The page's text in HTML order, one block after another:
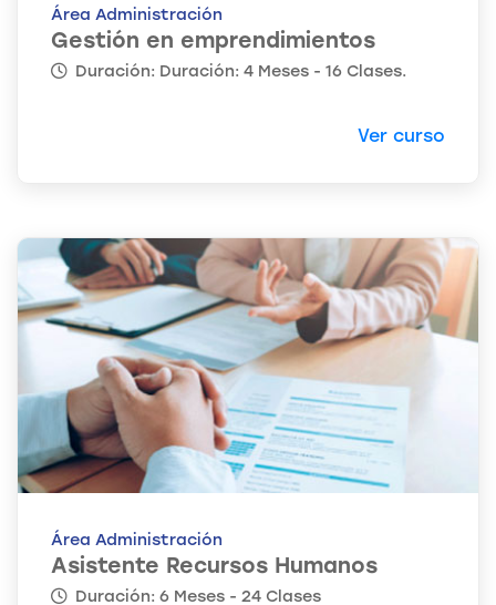
Área Administración
Gestión en emprendimientos
Duración: Duración: 4 Meses - 16 Clases.
Ver curso
Área Administración
Asistente Recursos Humanos
Duración: 6 Meses - 24 Clases